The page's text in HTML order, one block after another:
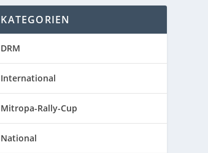
KATEGORIEN
DRM
International
Mitropa-Rally-Cup
National